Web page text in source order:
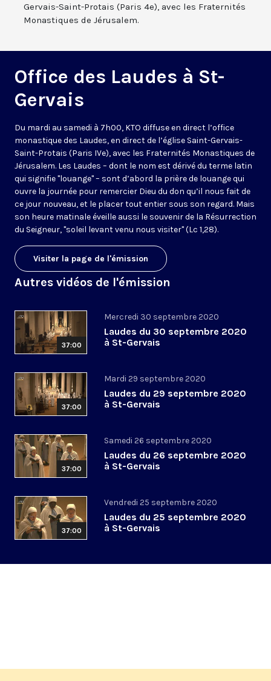
Gervais-Saint-Protais (Paris 4e), avec les Fraternités
Monastiques de Jérusalem.
Office des Laudes à St-
Gervais
Du mardi au samedi à 7h00, KTO diffuse en direct l’office
monastique des Laudes, en direct de l’église Saint-Gervais-
Saint-Protais (Paris IVe), avec les Fraternités Monastiques de
Jérusalem. Les Laudes – dont le nom est dérivé du terme latin
qui signifie "louange" – sont d’abord la prière de louange qui
ouvre la journée pour remercier Dieu du don qu’il nous fait de
ce jour nouveau, et le placer tout entier sous son regard. Mais
son heure matinale éveille aussi le souvenir de la Résurrection
du Seigneur, "soleil levant venu nous visiter" (Lc 1,28).
Visiter la page de l'émission
Autres vidéos de l'émission
37:00
Mercredi 30 septembre 2020
Laudes du 30 septembre 2020
à St-Gervais
37:00
Mardi 29 septembre 2020
Laudes du 29 septembre 2020
à St-Gervais
37:00
Samedi 26 septembre 2020
Laudes du 26 septembre 2020
à St-Gervais
37:00
Vendredi 25 septembre 2020
Laudes du 25 septembre 2020
à St-Gervais